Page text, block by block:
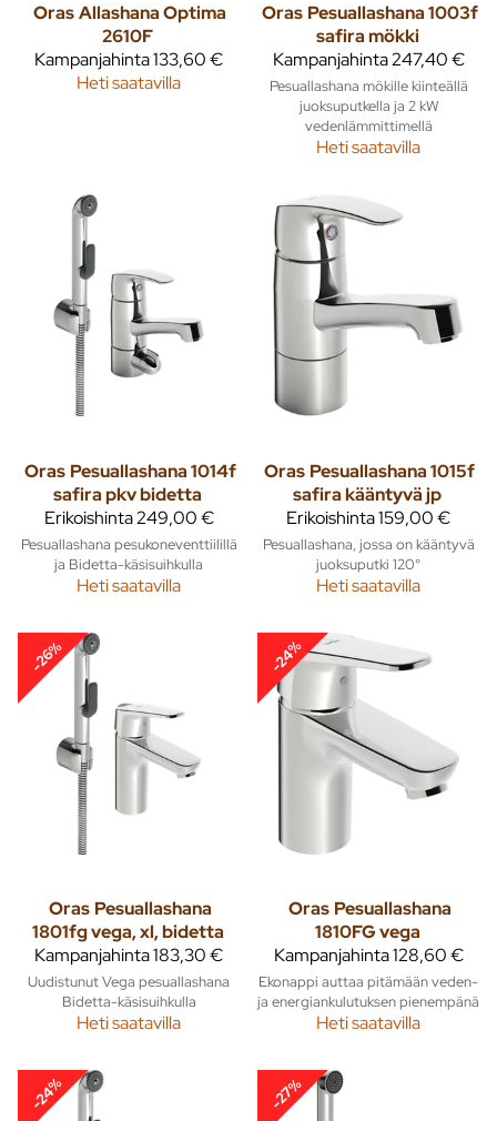
OrasAllashana Optima
2610F
Kampanjahinta133,60 €
Heti saatavilla
Oras Pesuallashana 1003f
safira mökki
Kampanjahinta247,40 €
Pesuallashana mökille kiinteällä
juoksuputkella ja 2 kW
vedenlämmittimellä
Heti saatavilla
Oras Pesuallashana 1014f
safira pkv bidetta
Erikoishinta249,00 €
Pesuallashana pesukoneventtiilillä
ja Bidetta-käsisuihkulla
Heti saatavilla
Oras Pesuallashana 1015f
safira kääntyvä jp
Erikoishinta159,00 €
Pesuallashana, jossa on kääntyvä
juoksuputki 120°
Heti saatavilla
-26%
Oras Pesuallashana
1801fg vega, xl, bidetta
Kampanjahinta183,30 €
Uudistunut Vega pesuallashana
Bidetta-käsisuihkulla
Heti saatavilla
-24%
Oras Pesuallashana
1810FG vega
Kampanjahinta128,60 €
Ekonappi auttaa pitämään veden-
ja energiankulutuksen pienempänä
Heti saatavilla
-24% -27%